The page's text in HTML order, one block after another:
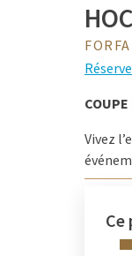
Vivez
et une
Pour
Ce